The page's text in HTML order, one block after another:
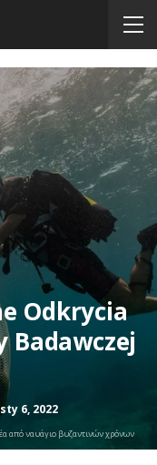
Odkrycia
Badawczej
sty 6, 2022
από ναυάγιο βυζαντινών χρόνων